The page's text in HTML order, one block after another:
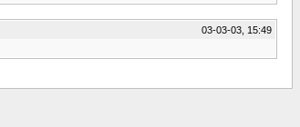
03-03-03, 15:49